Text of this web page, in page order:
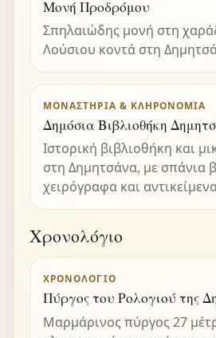
Μονή Προδρόμου
Σπηλαιώδης μονή στη
Λούσιου κοντά στη
ΜΟΝΑΣΤΉΡΙΑ & ΚΛΗΡΟΝΟΜΙΆ
Δημόσια Βιβλιοθήκη
Ιστορική βιβλιοθήκη και
στη Δημητσάνα, με σπάνια
χειρόγραφα και
Χρονολόγιο
ΧΡΟΝΟΛΌΓΙΟ
Πύργος του Ρολογιού της
Μαρμάρινος πύργος 27